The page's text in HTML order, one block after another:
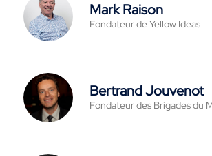
Mark Raison
Fondateur de Yellow Ideas
Bertrand Jouvenot
Fondateur des Brigades du